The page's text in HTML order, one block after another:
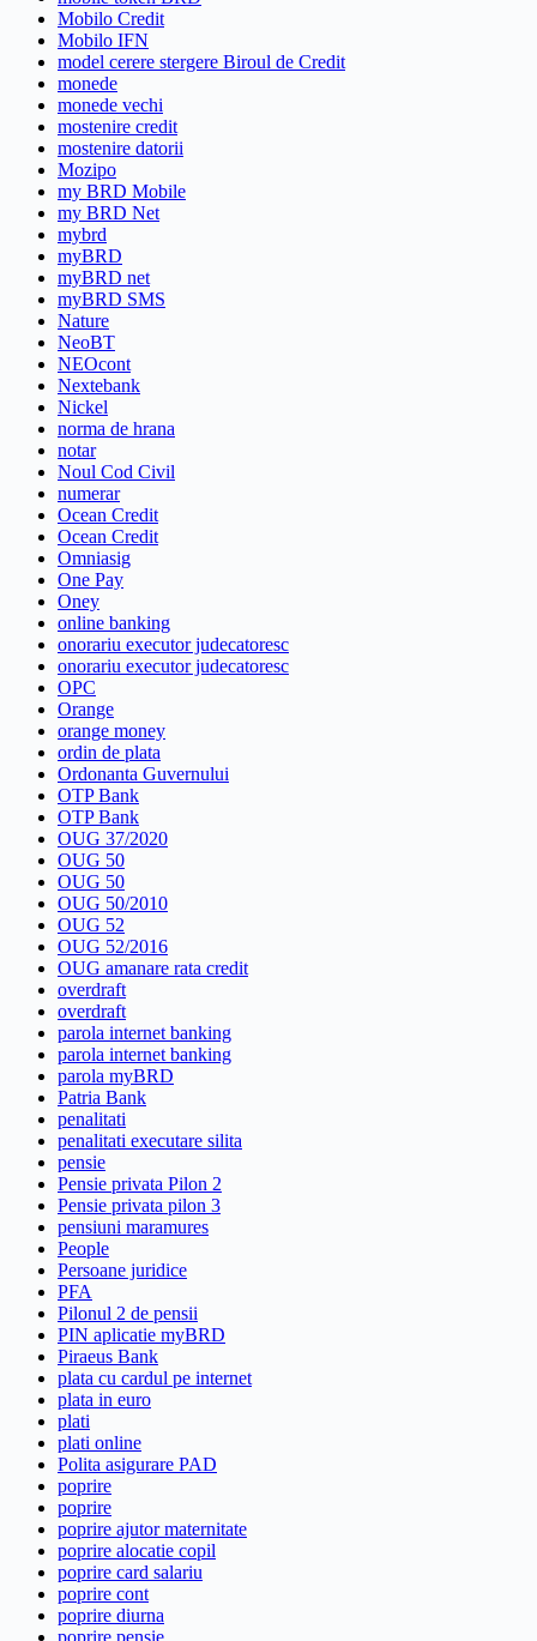
Mobilo Credit
Mobilo IFN
model cerere stergere Biroul de Credit
monede
monede vechi
mostenire credit
mostenire datorii
Mozipo
my BRD Mobile
my BRD Net
mybrd
myBRD
myBRD net
myBRD SMS
Nature
NeoBT
NEOcont
Nextebank
Nickel
norma de hrana
notar
Noul Cod Civil
numerar
Ocean Credit
Ocean Credit
Omniasig
One Pay
Oney
online banking
onorariu executor judecatoresc
onorariu executor judecatoresc
OPC
Orange
orange money
ordin de plata
Ordonanta Guvernului
OTP Bank
OTP Bank
OUG 37/2020
OUG 50
OUG 50
OUG 50/2010
OUG 52
OUG 52/2016
OUG amanare rata credit
overdraft
overdraft
parola internet banking
parola internet banking
parola myBRD
Patria Bank
penalitati
penalitati executare silita
pensie
Pensie privata Pilon 2
Pensie privata pilon 3
pensiuni maramures
People
Persoane juridice
PFA
Pilonul 2 de pensii
PIN aplicatie myBRD
Piraeus Bank
plata cu cardul pe internet
plata in euro
plati
plati online
Polita asigurare PAD
poprire
poprire
poprire ajutor maternitate
poprire alocatie copil
poprire card salariu
poprire cont
poprire diurna
poprire pensie